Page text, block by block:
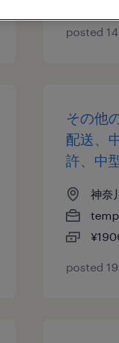
posted
その他
配送、
許、中
神奈
posted